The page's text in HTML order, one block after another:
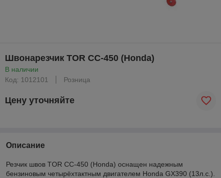
Швонарезчик TOR CC-450 (Honda)
В наличии
Код: 1012101
Розница
Цену уточняйте
Описание
Резчик швов TOR CC-450 (Honda) оснащен надежным
бензиновым четырёхтактным двигателем Honda GX390 (13л.с.).